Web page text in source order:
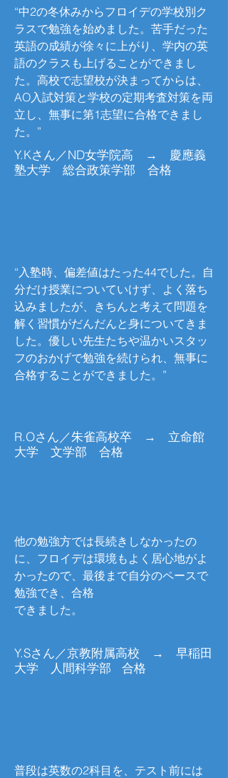
普段は英数の2科目を、テスト前には
他の勉強方では長続きしなかったの
に、フロイデは環境もよく居心地がよ
かったので、最後まで自分のペースで
勉強でき、合格
できました。
Y.Sさん／京教附属高校 → 早稲田
大学 人間科学部 合格
“入塾時、偏差値はたった44でした。自
分だけ授業についていけず、よく落ち
込みましたが、きちんと考えて問題を
解く習慣がだんだんと身についてきま
した。優しい先生たちや温かいスタッ
フのおかげで勉強を続けられ、無事に
合格することができました。”
R.Oさん／朱雀高校卒 → 立命館
大学 文学部 合格
“中2の冬休みからフロイデの学校別ク
ラスで勉強を始めました。苦手だった
英語の成績が徐々に上がり、学内の英
語のクラスも上げることができまし
た。高校で志望校が決まってからは、
AO入試対策と学校の定期考査対策を両
立し、無事に第1志望に合格できまし
た。”
Y.Kさん／ND女学院高 → 慶應義
塾大学 総合政策学部 合格